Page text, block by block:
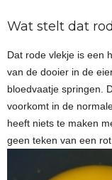
Wat stelt dat
Dat rode vlekje is een
van de dooier in de
bloedvaatje springen.
voorkomt in de
heeft niets te maken
geen teken van een rot